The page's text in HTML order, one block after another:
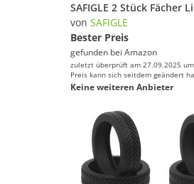
von SAFIGLE
Bester Preis
gefunden bei Amazon
zuletzt überprüft am 27.09.2025
Preis kann sich seitdem geändert
Keine weiteren Anbieter